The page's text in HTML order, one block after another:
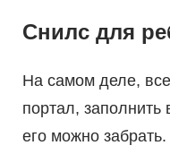
Снилс для
На самом деле,
портал,
его можно забрать.